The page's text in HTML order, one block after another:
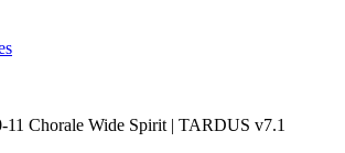
Chorale Wide Spirit | TARDUS v7.1